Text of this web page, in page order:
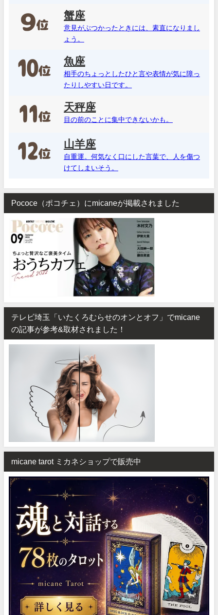
蟹座
意見がぶつかったときには、素直になりまし
ょう。
魚座
相手のちょっとしたひと言や表情が気に障っ
たりしやすい日です。
天秤座
目の前のことに集中できないかも。
山羊座
自重運。何気なく口にした言葉で、人を傷つ
けてしまいそう。
Pococe（ポコチェ）にmicaneが掲載されました
テレビ埼玉「いたくろむらせのオンとオフ」でmicane
の記事が参考&取材されました！
micane tarot ミカネショップで販売中